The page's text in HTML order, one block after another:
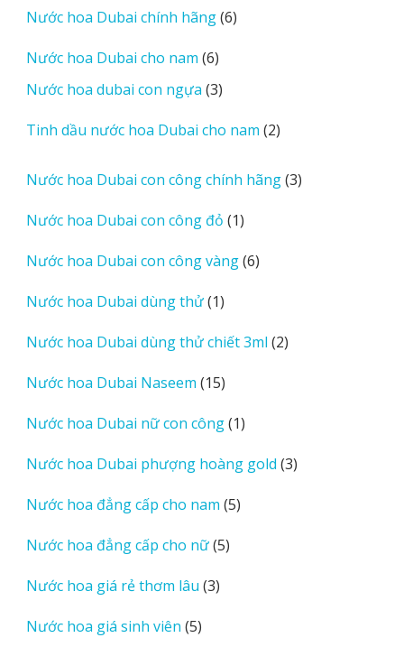
phẩm
Nước hoa Dubai chính hãng 66
Nước hoa Dubai cho nam 66
sản
phẩm
Nước hoa dubai con ngựa 33
phẩm
Tinh dầu nước hoa Dubai cho nam 22
phẩm
Nước hoa Dubai con công chính hãng 33
Nước hoa Dubai con công đỏ 11
phẩm
Nước hoa Dubai con công vàng 66
Nước hoa Dubai dùng thử 11
phẩm
Nước hoa Dubai dùng thử chiết 3ml 22
Nước hoa Dubai Naseem 1515
phẩm
Nước hoa Dubai nữ con công 11
phẩm
Nước hoa Dubai phượng hoàng gold 33
Nước hoa đẳng cấp cho nam 55
Nước hoa đẳng cấp cho nữ 55
Nước hoa giá rẻ thơm lâu 33
Nước hoa giá sinh viên 55